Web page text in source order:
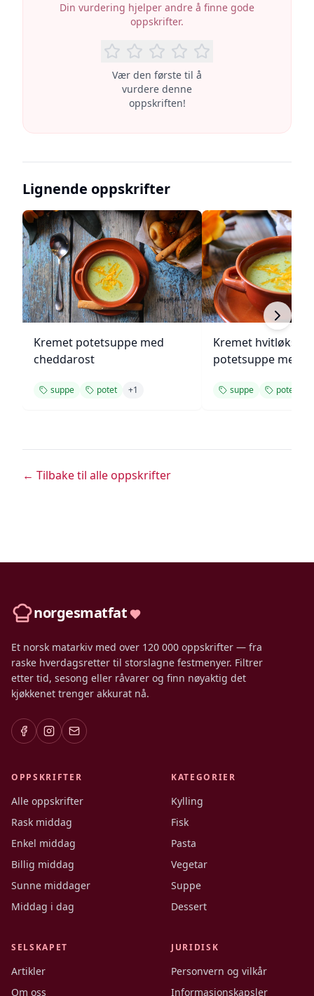
Din vurdering hjelper andre å finne gode
oppskrifter.
Vær den første til å
vurdere denne
oppskriften!
Lignende oppskrifter
Kremet potetsuppe med
cheddarost
suppe potet +1
Kremet hvitløks-
potetsuppe med
suppe potet
← Tilbake til alle oppskrifter
norgesmatfat
Et norsk matarkiv med over 120 000 oppskrifter — fra
raske hverdagsretter til storslagne festmenyer. Filtrer
etter tid, sesong eller råvarer og finn nøyaktig det
kjøkkenet trenger akkurat nå.
OPPSKRIFTER
Alle oppskrifter
Rask middag
Enkel middag
Billig middag
Sunne middager
Middag i dag
KATEGORIER
Kylling
Fisk
Pasta
Vegetar
Suppe
Dessert
SELSKAPET
Artikler
Om oss
JURIDISK
Personvern og vilkår
Informasjonskapsler